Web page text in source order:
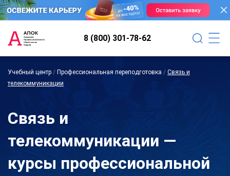
8 (800) 301-78-62
Учебный центр / Профессиональная переподготовка / Связь и
телекоммуникации
Связь и
телекоммуникации —
курсы профессиональной